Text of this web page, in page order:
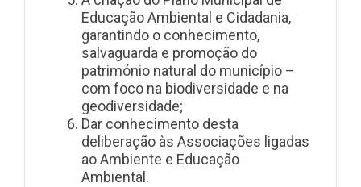
Educação Ambiental e Cidadania,
garantindo o conhecimento,
salvaguarda e promoção do
património natural do município –
com foco na biodiversidade e na
geodiversidade;
Dar conhecimento desta
deliberação às Associações ligadas
ao Ambiente e Educação
Ambiental.